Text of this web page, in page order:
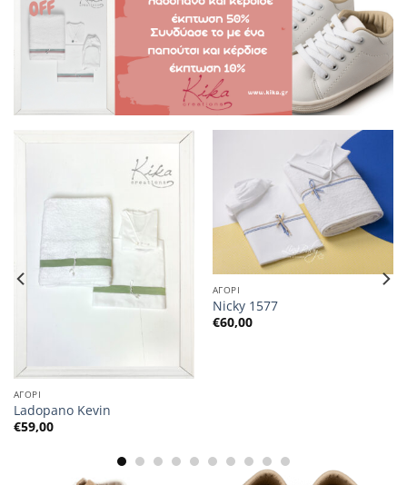
ΑΓΟΡΙ
Ladopano Kevin
€59,00
ΑΓΟΡΙ
Nicky 1577
€60,00